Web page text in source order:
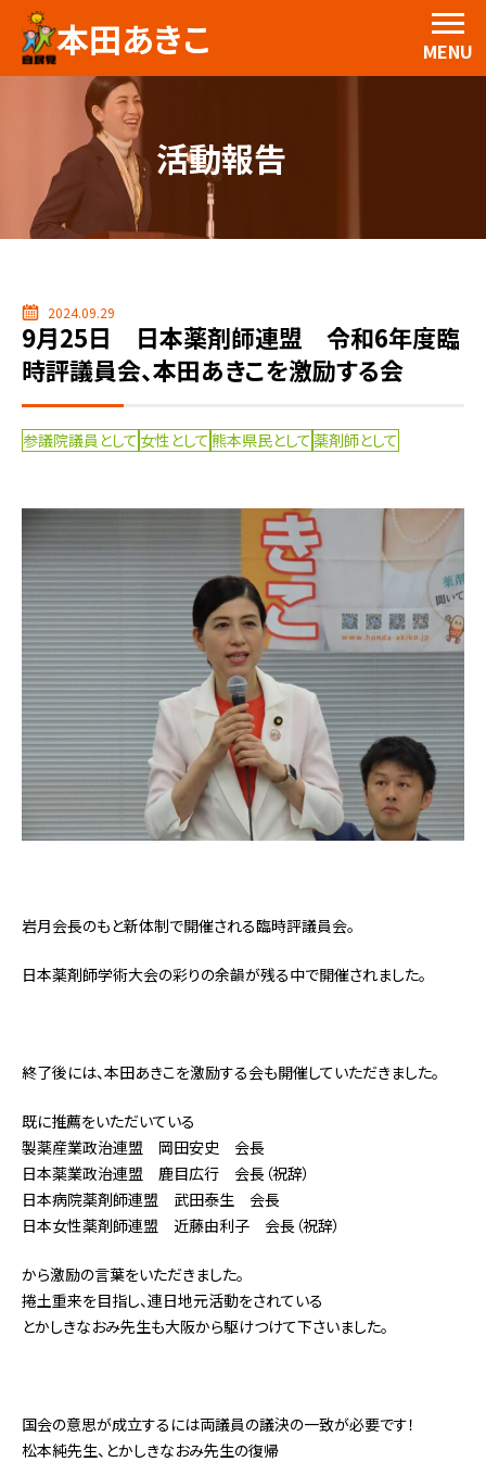
本田あきこ MENU
活動報告
2024.09.29
9月25日 日本薬剤師連盟 令和6年度臨
時評議員会、本田あきこを激励する会
参議院議員として 女性として 熊本県民として 薬剤師として
岩月会長のもと新体制で開催される臨時評議員会。
日本薬剤師学術大会の彩りの余韻が残る中で開催されました。
終了後には、本田あきこを激励する会も開催していただきました。
既に推薦をいただいている
製薬産業政治連盟 岡田安史 会長
日本薬業政治連盟 鹿目広行 会長（祝辞）
日本病院薬剤師連盟 武田泰生 会長
日本女性薬剤師連盟 近藤由利子 会長（祝辞）
から激励の言葉をいただきました。
捲土重来を目指し、連日地元活動をされている
とかしきなおみ先生も大阪から駆けつけて下さいました。
国会の意思が成立するには両議員の議決の一致が必要です！
松本純先生、とかしきなおみ先生の復帰